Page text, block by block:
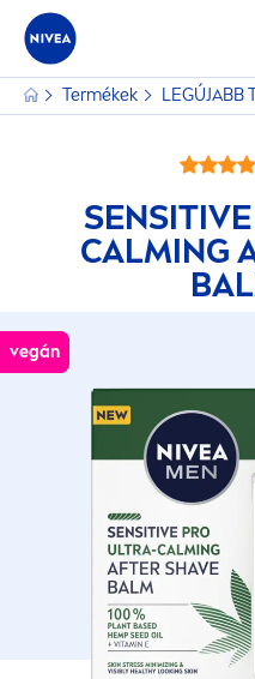
Termékek LEGÚJABB
SENSITIVE
CALMING
vegán
vegán